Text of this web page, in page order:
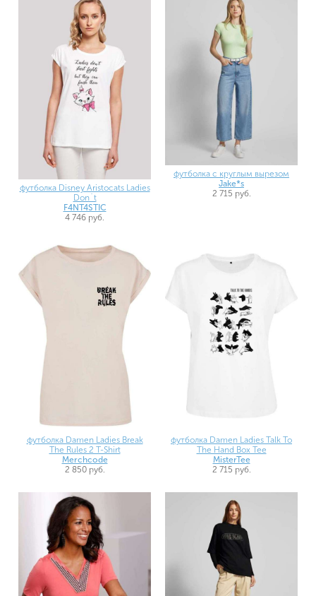
футболка Disney Aristocats Ladies
Don`t
F4NT4STIC
4 746 руб.
футболка с круглым вырезом
Jake*s
2 715 руб.
футболка Damen Ladies Break
The Rules 2 T-Shirt
Merchcode
2 850 руб.
футболка Damen Ladies Talk To
The Hand Box Tee
MisterTee
2 715 руб.